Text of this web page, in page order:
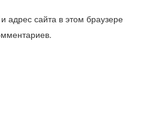
адрес сайта в этом браузере